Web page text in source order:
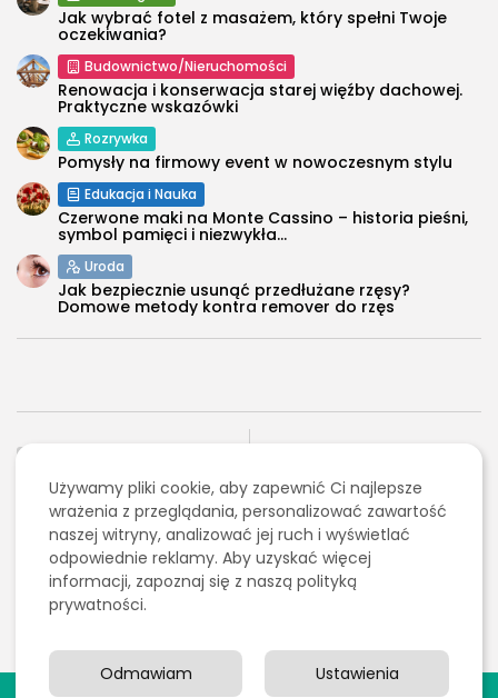
Jak wybrać fotel z masażem, który spełni Twoje
oczekiwania?
Budownictwo/Nieruchomości
Renowacja i konserwacja starej więźby dachowej.
Praktyczne wskazówki
Rozrywka
Pomysły na firmowy event w nowoczesnym stylu
Edukacja i Nauka
Czerwone maki na Monte Cassino – historia pieśni,
symbol pamięci i niezwykła...
Uroda
Jak bezpiecznie usunąć przedłużane rzęsy?
Domowe metody kontra remover do rzęs
Wsparcie prawne przy
negocjacjach umów
najmu nieruchomości w
Poznaniu
Budownictwo/Nieruchomości
Czym gasić drewno?
Sprawdzone sposoby
na opanowanie ognia
Używamy pliki cookie, aby zapewnić Ci najlepsze
wrażenia z przeglądania, personalizować zawartość
naszej witryny, analizować jej ruch i wyświetlać
odpowiednie reklamy. Aby uzyskać więcej
informacji, zapoznaj się z naszą polityką
prywatności.
Ustawienia
Odmawiam